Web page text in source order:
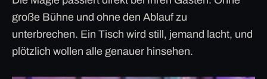
große Bühne und ohne den Ablauf zu
unterbrechen. Ein Tisch wird still, jemand lacht, und
plötzlich wollen alle genauer hinsehen.